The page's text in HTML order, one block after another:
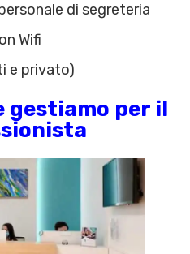
di segreteria
Wifi
e privato)
gestiamo per il